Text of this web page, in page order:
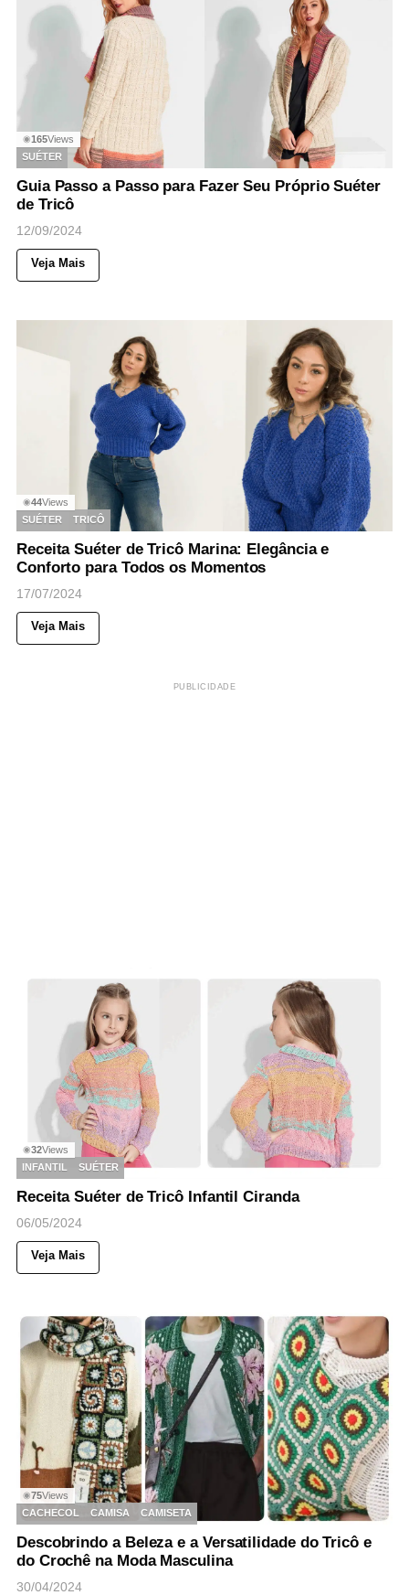
◉165Views
SUÉTER
Guia Passo a Passo para Fazer Seu Próprio Suéter
de Tricô
12/09/2024
Veja Mais
◉44Views
SUÉTER
TRICÔ
Receita Suéter de Tricô Marina: Elegância e
Conforto para Todos os Momentos
17/07/2024
Veja Mais
PUBLICIDADE
◉32Views
INFANTIL
SUÉTER
Receita Suéter de Tricô Infantil Ciranda
06/05/2024
Veja Mais
◉75Views
CACHECOL
CAMISA CAMISETA
Descobrindo a Beleza e a Versatilidade do Tricô e
do Crochê na Moda Masculina
30/04/2024